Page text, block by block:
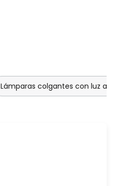
Lámparas colgantes con luz